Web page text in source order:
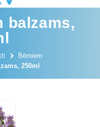
balzams,
Bērniem
250ml